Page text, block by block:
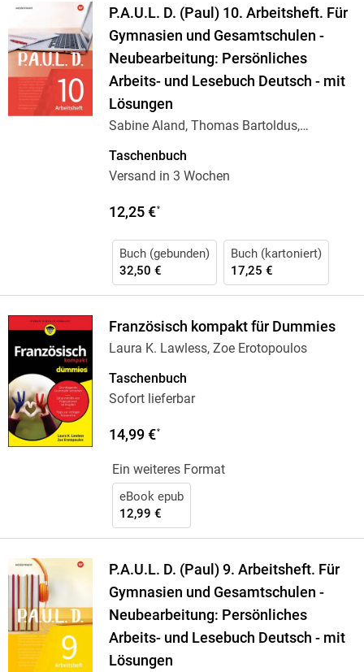
P.A.U.L. D. (Paul) 10. Arbeitsheft. Für
Gymnasien und Gesamtschulen -
Neubearbeitung: Persönliches
Arbeits- und Lesebuch Deutsch - mit
Lösungen
Sabine Aland, Thomas Bartoldus,
Taschenbuch
Versand in 3 Wochen
12,25 €*
Buch (gebunden)
32,50 €
Buch (kartoniert)
17,25 €
Französisch kompakt für Dummies
Laura K. Lawless, Zoe Erotopoulos
Taschenbuch
Sofort lieferbar
14,99 €*
Ein weiteres Format
eBook epub
12,99 €
P.A.U.L. D. (Paul) 9. Arbeitsheft. Für
Gymnasien und Gesamtschulen -
Neubearbeitung: Persönliches
Arbeits- und Lesebuch Deutsch - mit
Lösungen